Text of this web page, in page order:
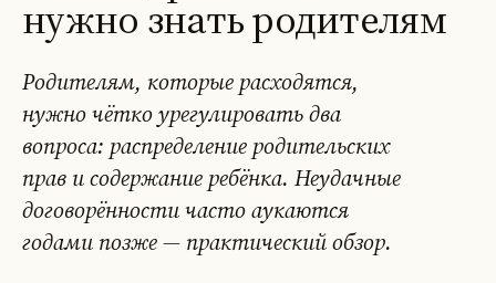
нужно знать родителям
Родителям, которые расходятся,
нужно чётко урегулировать два
вопроса: распределение родительских
прав и содержание ребёнка. Неудачные
договорённости часто аукаются
годами позже — практический обзор.